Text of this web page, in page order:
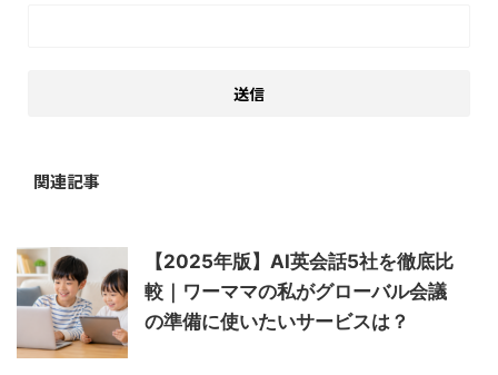
関連記事
【2025年版】AI英会話5社を徹底比
較｜ワーママの私がグローバル会議
の準備に使いたいサービスは？